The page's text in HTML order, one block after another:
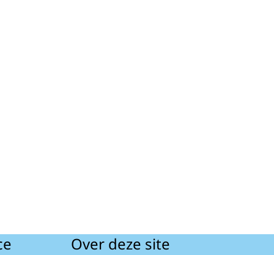
Over deze site